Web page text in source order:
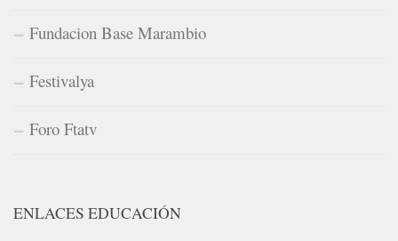
Fundacion Base Marambio
Festivalya
Foro Ftatv
ENLACES EDUCACIÓN